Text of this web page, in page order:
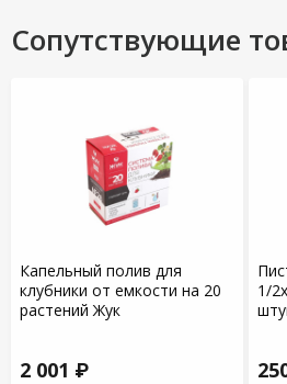
Сопутствующие
Капельный полив для
клубники от емкости на 20
растений Жук
2 001 ₽
1/